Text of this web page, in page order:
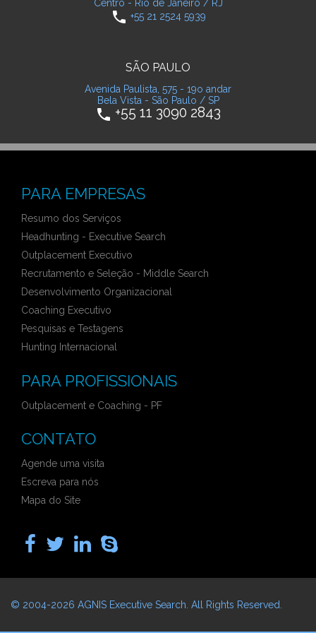
Centro - Rio de Janeiro / RJ
phone +55 21 2524 5939
SÃO PAULO
Avenida Paulista, 575 - 19o andar
Bela Vista - São Paulo / SP
phone +55 11 3090 2843
PARA EMPRESAS
Resumo dos Serviços
Headhunting - Executive Search
Outplacement Executivo
Recrutamento e Seleção - Middle Search
Desenvolvimento Organizacional
Coaching Executivo
Pesquisas e Testagens
Hunting Internacional
PARA PROFISSIONAIS
Outplacement e Coaching - PF
CONTATO
Agende uma visita
Escreva para nós
Mapa do Site
© 2004-2026 AGNIS Executive Search . All Rights Reserved.